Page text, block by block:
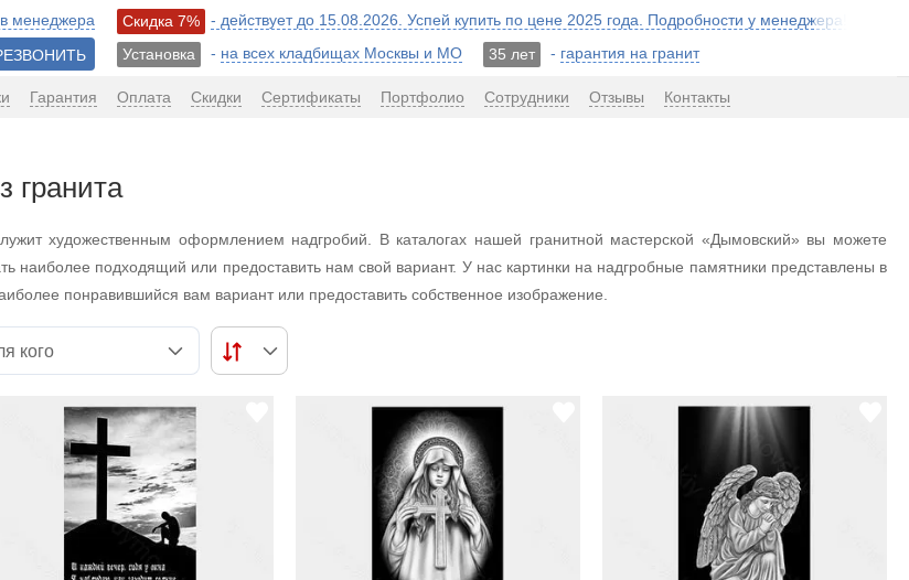
менеджера
Скидка 7%
- действует до 15.08.2026. Успей купить по цене 2025 года. Подробности у менеджера!
Установка
- на всех кладбищах Москвы и МО 35 лет - гарантия на гранит
Гарантия Оплата Скидки Сертификаты Портфолио Сотрудники Отзывы Контакты
гранита
художественным оформлением надгробий. В каталогах нашей гранитной мастерской «Дымовский» вы можете
наиболее подходящий или предоставить нам свой вариант. У нас картинки на надгробные памятники представлены в
понравившийся вам вариант или предоставить собственное изображение.
кого